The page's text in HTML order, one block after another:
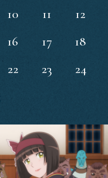
10 11
12
16 17
18
22 23
24